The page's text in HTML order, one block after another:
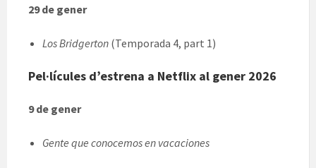
29 de gener
Los Bridgerton (Temporada 4, part 1)
Pel·lícules d’estrena a Netflix al gener 2026
9 de gener
Gente que conocemos en vacaciones